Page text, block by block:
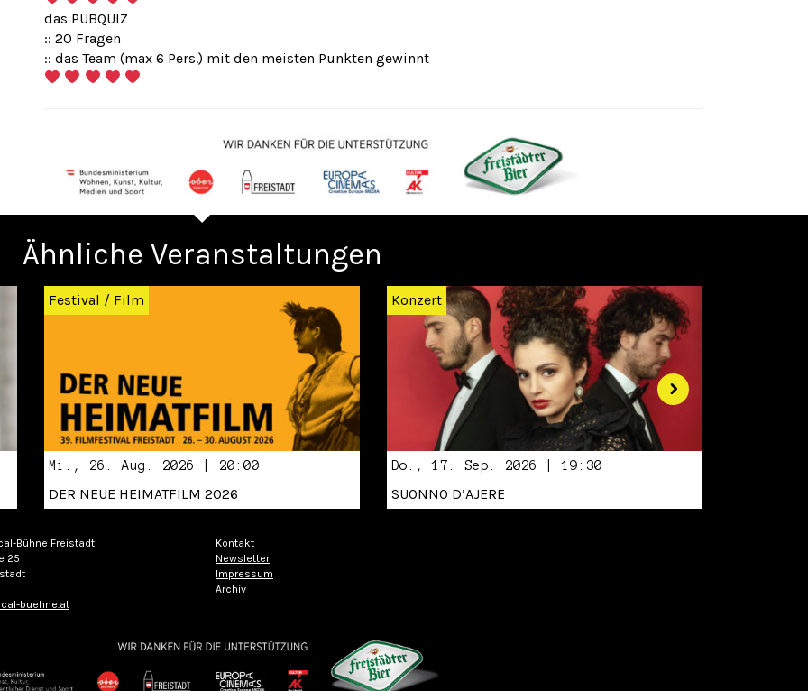
das PUBQUIZ
:: 20 Fragen
:: das Team (max 6 Pers.) mit den meisten Punkten gewinnt
Ähnliche Veranstaltungen
Festival / Film
Mi., 26. Aug. 2026 | 20:00
DER NEUE HEIMATFILM 2026
Konzert
Do., 17. Sep. 2026 | 19:30
SUONNO D’AJERE
Bühne Freistadt
25
buehne.at
Kontakt
Newsletter
Impressum
Archiv